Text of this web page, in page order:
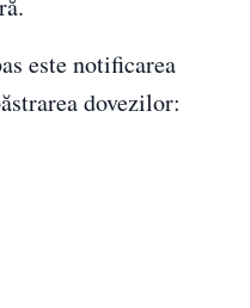
este notificarea
dovezilor: